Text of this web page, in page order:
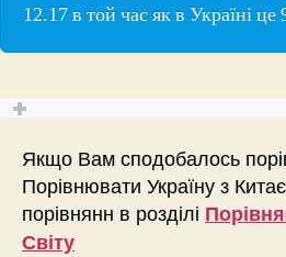
12.17 в той час як в Україні це
Якщо Вам сподобалось
Порівнювати Україну з
порівнянн в розділі
Світу